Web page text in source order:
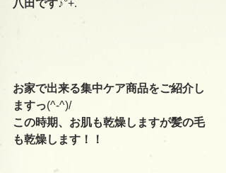
八田です♪°+.
お家で出来る集中ケア商品をご紹介し
ますっ(^-^)/
この時期、お肌も乾燥しますが髪の毛
も乾燥します！！